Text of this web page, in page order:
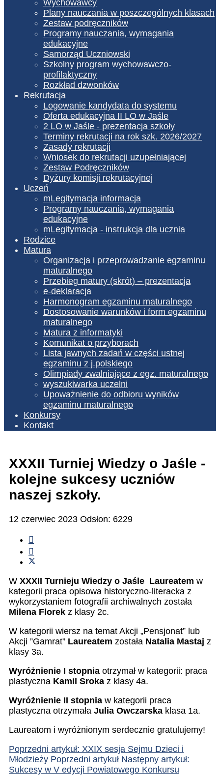
Wychowawcy
Plany nauczania w poszczególnych klasach
Zestaw podręczników
Programy nauczania, wymagania
edukacyjne
Samorząd Uczniowski
Szkolny program wychowawczo-
profilaktyczny
Rozkład dzwonków
Rekrutacja
Logowanie kandydata do systemu
Oferta edukacyjna II LO w Jaśle
2 LO w Jaśle - prezentacja szkoły
Terminy rekrutacji na rok szk. 2026/2027
Zasady rekrutacji
Wniosek do rekrutacji uzupełniającej
Zestaw Podręczników
Dyżury komisji rekrutacyjnej
Uczeń
mLegitymacja informacja
Programy nauczania, wymagania
edukacyjne
mLegitymacja - instrukcja dla ucznia
Rodzice
Matura
Organizacja i przeprowadzanie egzaminu
maturalnego
Przebieg matury (skrót) – prezentacja
e-deklaracja
Harmonogram egzaminu maturalnego
Dostosowanie warunków i form egzaminu
maturalnego
Matura z informatyki
Komunikat o przyborach
Lista jawnych zadań w części ustnej
egzaminu z j.polskiego
Olimpiady zwalniające z egz. maturalnego
wyszukiwarka uczelni
Upoważnienie do odbioru wyników
egzaminu maturalnego
Konkursy
Kontakt
XXXII Turniej Wiedzy o Jaśle -
kolejne sukcesy uczniów
naszej szkoły.
12 czerwiec 2023 Odsłon: 6229
W XXXII Turnieju Wiedzy o Jaśle Laureatem w
kategorii praca opisowa historyczno-literacka z
wykorzystaniem fotografii archiwalnych została
Milena Florek z klasy 2c.
W kategorii wiersz na temat Akcji „Pensjonat” lub
Akcji ”Gamrat” Laureatem została Natalia Mastaj z
klasy 3a.
Wyróżnienie I stopnia otrzymał w kategorii: praca
plastyczna Kamil Sroka z klasy 4a.
Wyróżnienie II stopnia w kategorii praca
plastyczna otrzymała Julia Owczarska klasa 1a.
Laureatom i wyróżnionym serdecznie gratulujemy!
Poprzedni artykuł: XXIX sesja Sejmu Dzieci i
Młodzieży Poprzedni artykuł Następny artykuł:
Sukcesy w V edycji Powiatowego Konkursu